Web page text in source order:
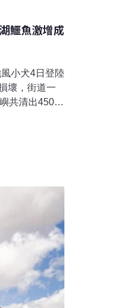
鱷魚激增成
小犬4日登陸
壞，街道一
共清出450噸
列，並規劃
央社報導）
速完成資收
貯存分類
類槽，可供存
減少資收